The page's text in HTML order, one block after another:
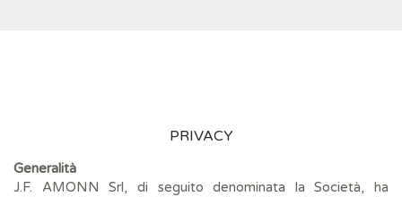
PRIVACY
Generalità
J.F. AMONN Srl, di seguito denominata la Società, ha